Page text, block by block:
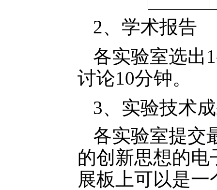
2、学术报告
各实验室选出
讨论10分钟。
3、实验技术
各实验室提交
的创新思想的电
展板上可以是一